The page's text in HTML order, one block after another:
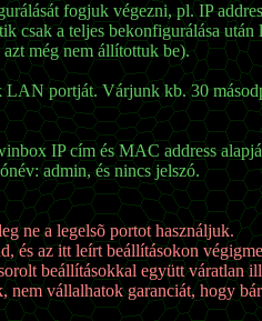
fogjuk végezni, pl. IP
csak a teljes bekonfigurálása
még nem állítottuk be).
portját. Várjunk kb. 30
IP cím és MAC address
admin, és nincs jelszó.
ne a legelsõ portot használjuk.
és az itt leírt beállításokon
beállításokkal együtt váratlan
vállalhatok garanciát, hogy